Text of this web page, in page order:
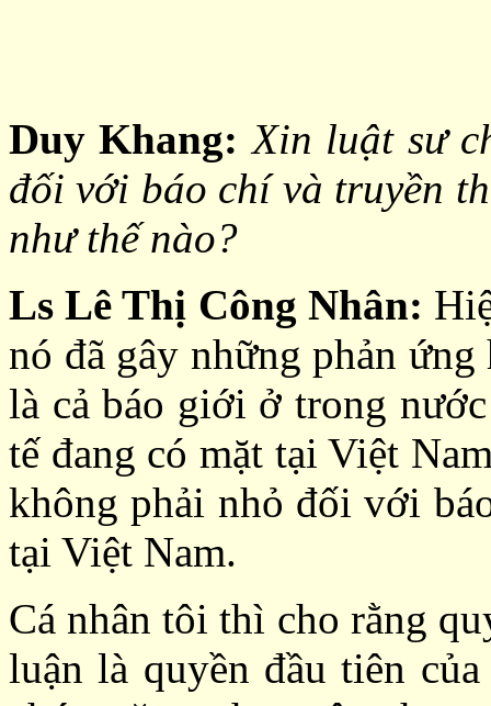
Duy Khang: Xin luật sư
đối với báo chí và truyền
như thế nào?
Ls Lê Thị Công Nhân:
nó đã gây những phản
là cả báo giới ở trong
tế đang có mặt tại Việt
không phải nhỏ đối với
tại Việt Nam.
Cá nhân tôi thì cho rằng
luận là quyền đầu tiên